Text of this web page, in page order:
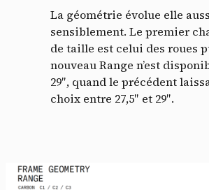
La géométrie évolue elle
sensiblement. Le premier
de taille est celui des roues
nouveau Range n’est
29″, quand le précédent
choix entre 27,5″ et 29″.